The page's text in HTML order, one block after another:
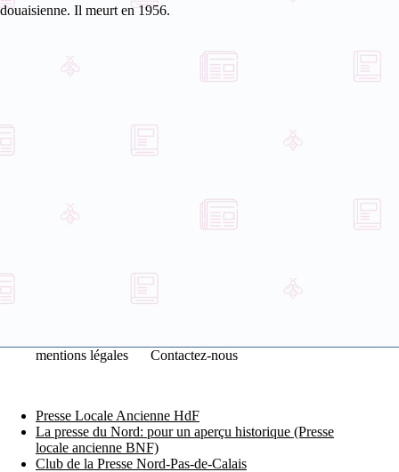
douaisienne. Il meurt en 1956.
mentions légales Contactez-nous
Presse Locale Ancienne HdF
La presse du Nord: pour un aperçu historique (Presse
locale ancienne BNF)
Club de la Presse Nord-Pas-de-Calais